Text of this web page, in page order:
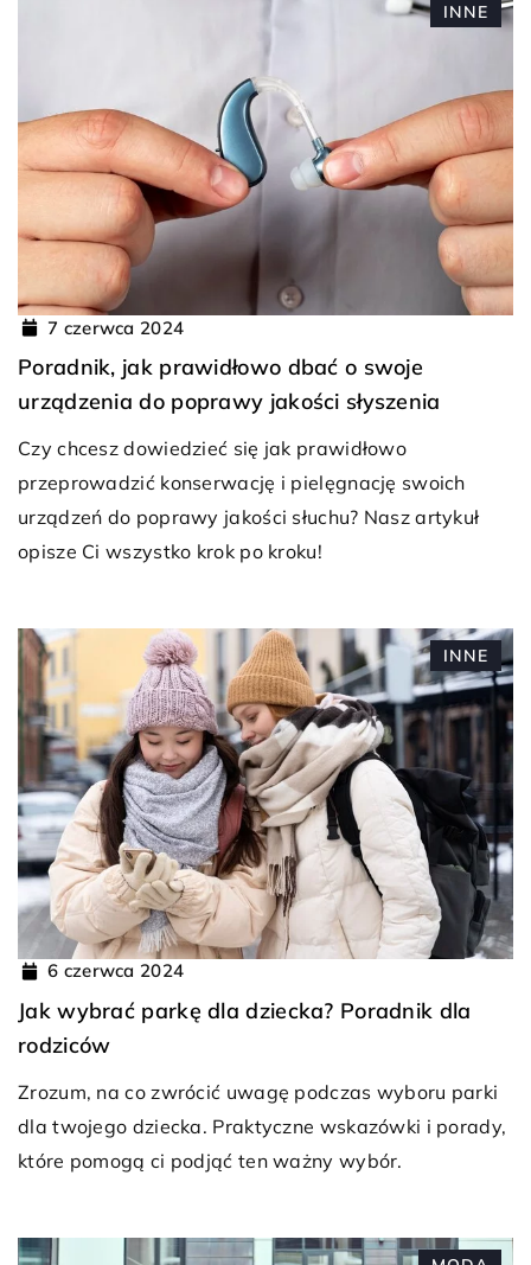
INNE
7 czerwca 2024
Poradnik, jak prawidłowo dbać o swoje
urządzenia do poprawy jakości słyszenia
Czy chcesz dowiedzieć się jak prawidłowo
przeprowadzić konserwację i pielęgnację swoich
urządzeń do poprawy jakości słuchu? Nasz artykuł
opisze Ci wszystko krok po kroku!
INNE
6 czerwca 2024
Jak wybrać parkę dla dziecka? Poradnik dla
rodziców
Zrozum, na co zwrócić uwagę podczas wyboru parki
dla twojego dziecka. Praktyczne wskazówki i porady,
które pomogą ci podjąć ten ważny wybór.